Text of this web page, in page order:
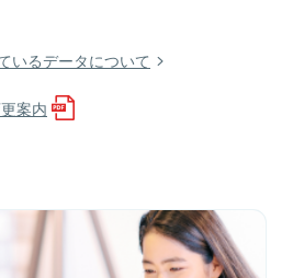
いるデータについて
案内